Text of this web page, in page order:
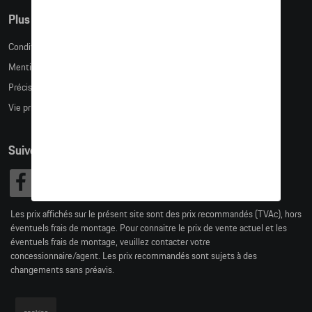
Plus d'informations
Conditions de vente
Mentions légales
Précision des tailles
Vie privée
Suivez nous
Les prix affichés sur le présent site sont des prix recommandés (TVAc), hors
éventuels frais de montage. Pour connaitre le prix de vente actuel et les
éventuels frais de montage, veuillez contacter votre
concessionnaire/agent. Les prix recommandés sont sujets à des
changements sans préavis.